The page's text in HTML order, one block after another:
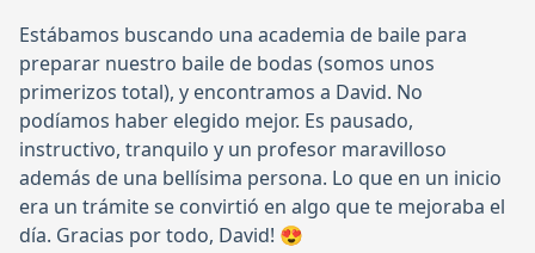
Estábamos buscando una academia de baile para
preparar nuestro baile de bodas (somos unos
primerizos total), y encontramos a David. No
podíamos haber elegido mejor. Es pausado,
instructivo, tranquilo y un profesor maravilloso
además de una bellísima persona. Lo que en un inicio
era un trámite se convirtió en algo que te mejoraba el
día. Gracias por todo, David! 😍